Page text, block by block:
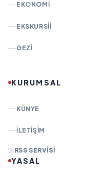
EKONOMI
EKSKURSII
GEZI
KURUMSAL
KÜNYE
İLETIŞIM
RSS SERVISI
YASAL